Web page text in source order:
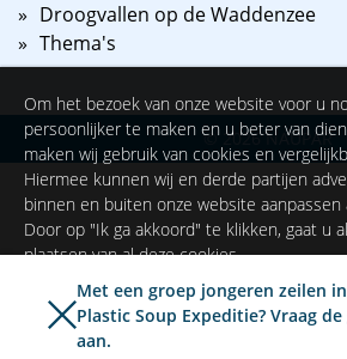
Droogvallen op de Waddenzee
Thema's
© 2026NAUPAR
Met een groep jongeren zeilen
Plastic Soup Expeditie? Vraag de
aan.
Om het bezoek van onze website voor u
persoonlijker te maken en u beter van
maken wij gebruik van cookies en
Hiermee kunnen wij en derde partijen
binnen en buiten onze website
Door op "Ik ga akkoord" te klikken, gaat u
plaatsen van al deze cookies.
Ik ga akkoord